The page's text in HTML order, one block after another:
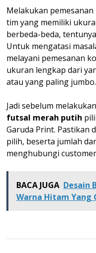
Melakukan
tim yang memiliki
berbeda-beda,
Untuk mengatasi
melayani pemesanan
ukuran lengkap dari
atau yang paling jumbo.
Jadi sebelum
futsal merah putih
Garuda Print. Pastikan
pilih, beserta jumlah
menghubungi
BACA JUGA Desain
Warna Hitam Yang